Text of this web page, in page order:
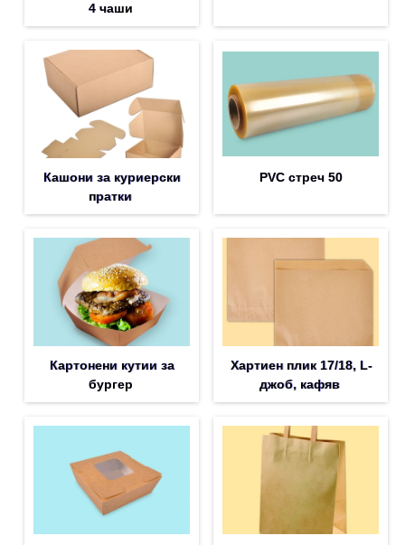
4 чаши
Кашони за куриерски
пратки
PVC стреч 50
Картонени кутии за
бургер
Хартиен плик 17/18, L-
джоб, кафяв